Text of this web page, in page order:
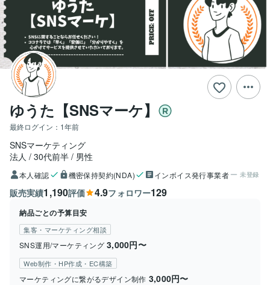
ゆうた【SNSマーケ】
最終ログイン： 1年前
SNSマーケティング
法人
30代前半 男性
本人確認 機密保持契約(NDA) インボイス発行事業者 未登録
販売実績1,190評価 4.9フォロワー129
納品ごとの予算目安
集客・マーケティング相談
SNS運用/マーケティング 3,000円〜
Web制作・HP作成・EC構築
マーケティングに繋がるデザイン制作 3,000円〜